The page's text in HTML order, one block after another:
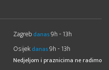
Zagreb danas9h - 13h
Osijek danas9h - 13h
Nedjeljom i praznicima ne radimo